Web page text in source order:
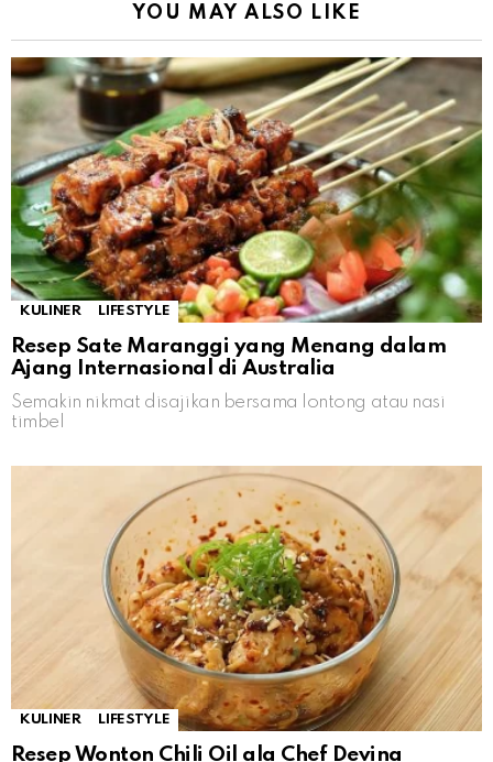
YOU MAY ALSO LIKE
KULINER LIFESTYLE
Resep Sate Maranggi yang Menang dalam
Ajang Internasional di Australia
Semakin nikmat disajikan bersama lontong atau nasi
timbel
KULINER LIFESTYLE
Resep Wonton Chili Oil ala Chef Devina